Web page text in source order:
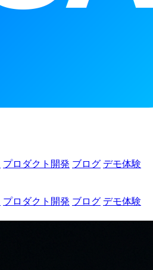
プロダクト開発 ブログ デモ体験
プロダクト開発 ブログ デモ体験